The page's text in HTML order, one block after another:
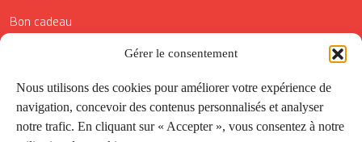
Gérer le consentement
Nous utilisons des cookies pour améliorer votre expérience de
navigation, concevoir des contenus personnalisés et analyser
notre trafic. En cliquant sur « Accepter », vous consentez à notre
Bon cadeau
Conditions générales de vente
Réductions de la Carte Côté Courrier
Application